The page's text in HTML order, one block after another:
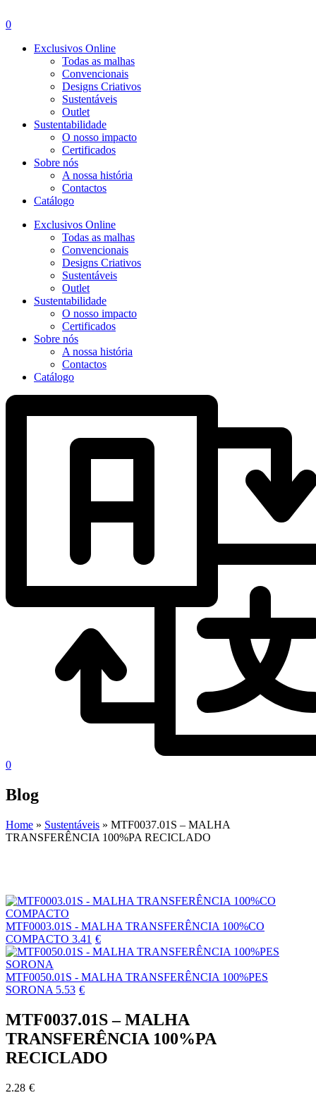
0
Exclusivos Online
Todas as malhas
Convencionais
Designs Criativos
Sustentáveis
Outlet
Sustentabilidade
O nosso impacto
Certificados
Sobre nós
A nossa história
Contactos
Catálogo
Exclusivos Online
Todas as malhas
Convencionais
Designs Criativos
Sustentáveis
Outlet
Sustentabilidade
O nosso impacto
Certificados
Sobre nós
A nossa história
Contactos
Catálogo
0
Blog
Home » Sustentáveis » MTF0037.01S – MALHA
TRANSFERÊNCIA 100%PA RECICLADO
MTF0003.01S - MALHA TRANSFERÊNCIA 100%CO
COMPACTO 3.41 €
MTF0050.01S - MALHA TRANSFERÊNCIA 100%PES
SORONA 5.53 €
MTF0037.01S – MALHA
TRANSFERÊNCIA 100%PA
RECICLADO
2.28 €